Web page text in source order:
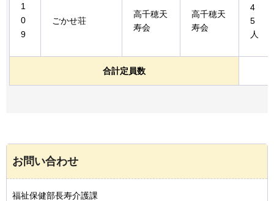
1
0
9
ごかせ荘
高千穂天
寿会
高千穂天
寿会
4
5
人
合計定員数
お問い合わせ
福祉保健部長寿介護課